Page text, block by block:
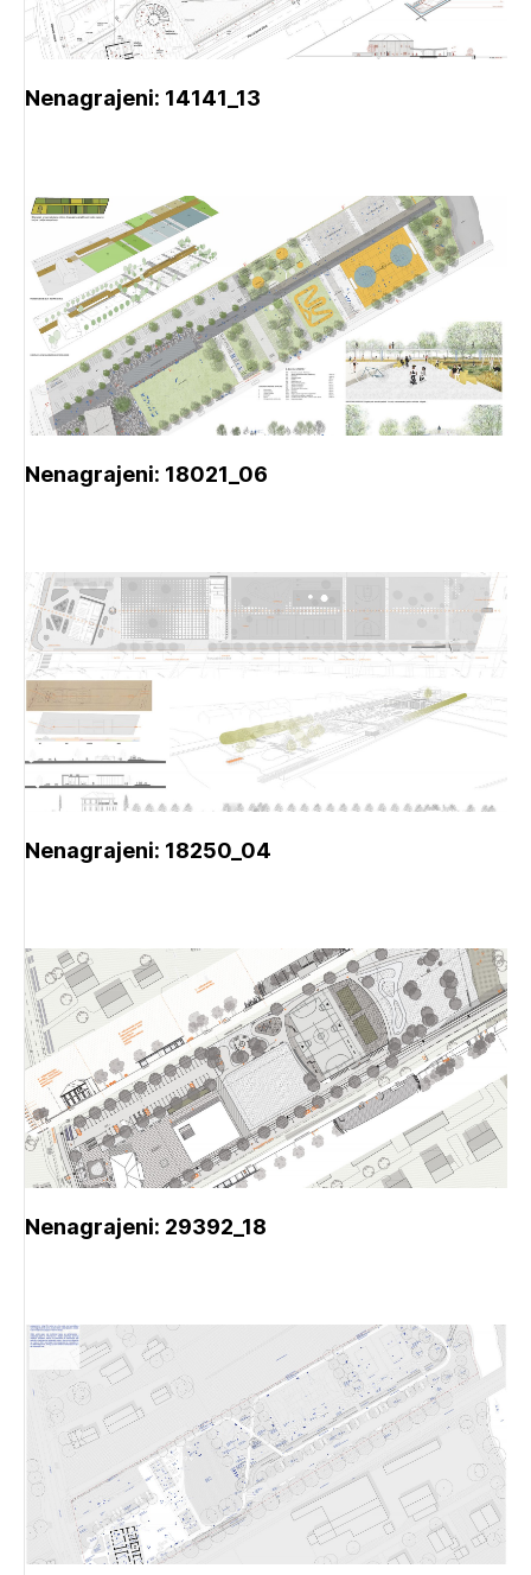
Nenagrajeni: 14141_13
Nenagrajeni: 18021_06
Nenagrajeni: 18250_04
Nenagrajeni: 29392_18